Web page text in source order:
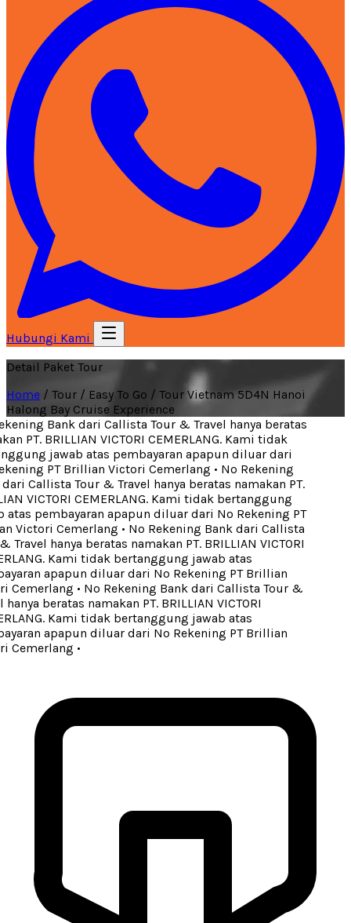
Hubungi Kami
Detail Paket Tour
Home / Tour / Easy To Go / Tour Vietnam 5D4N Hanoi
Halong Bay Cruise Experience
Bank dari Callista Tour & Travel hanya beratas
PT. BRILLIAN VICTORI CEMERLANG. Kami tidak
jawab atas pembayaran apapun diluar dari
PT Brillian Victori Cemerlang• No Rekening
Callista Tour & Travel hanya beratas namakan PT.
VICTORI CEMERLANG. Kami tidak bertanggung
pembayaran apapun diluar dari No Rekening PT
Victori Cemerlang• No Rekening Bank dari Callista
hanya beratas namakan PT. BRILLIAN VICTORI
Kami tidak bertanggung jawab atas
apapun diluar dari No Rekening PT Brillian
Cemerlang• No Rekening Bank dari Callista Tour &
beratas namakan PT. BRILLIAN VICTORI
Kami tidak bertanggung jawab atas
apapun diluar dari No Rekening PT Brillian
Cemerlang•